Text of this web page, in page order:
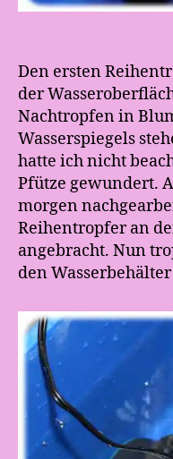
Den ersten
der
Nachtropfen in
Wasserspiegels
hatte ich nicht
Pfütze gewundert.
morgen
Reihentropfer an
angebracht. Nun
den